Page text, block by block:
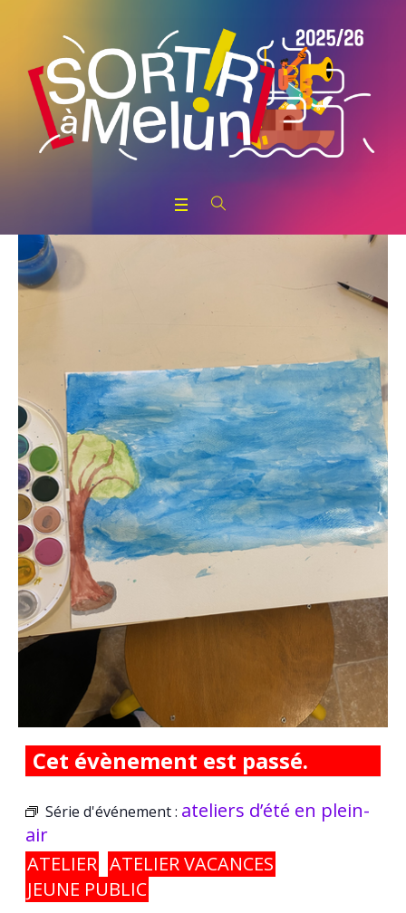
Cet évènement est passé.
Série d'événement : ateliers d’été en plein-
air
ATELIER ATELIER VACANCES
JEUNE PUBLIC